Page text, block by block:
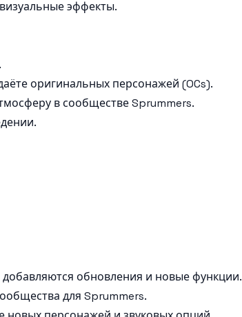
эффекты.
оригинальных персонажей (OCs).
в сообществе Sprummers.
добавляются обновления и новые функции.
для Sprummers.